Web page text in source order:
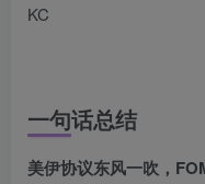
KC
一句话总结
美伊协议东风一吹，